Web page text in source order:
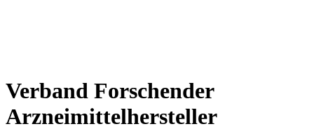
Verband Forschender
Arzneimittelhersteller